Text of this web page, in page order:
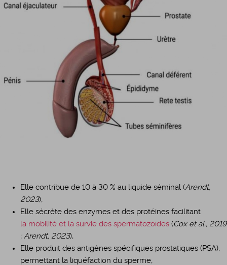
Elle contribue de 10 à 30 % au liquide séminal (Arendt,
2023),
Elle sécrète des enzymes et des protéines facilitant
la mobilité et la survie des spermatozoïdes (Cox et al., 2019
; Arendt, 2023),
Elle produit des antigènes spécifiques prostatiques (PSA),
permettant la liquéfaction du sperme,